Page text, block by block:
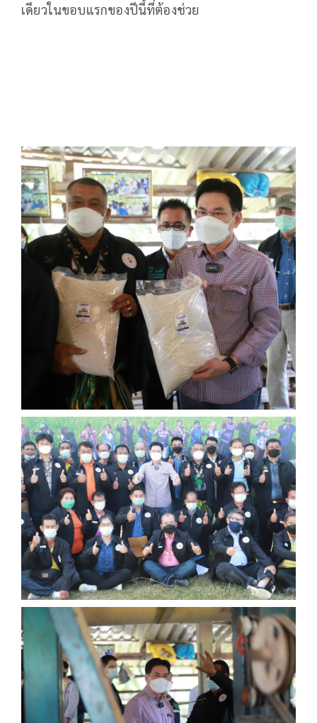
เดียวในขอบแรกของปีนี้ที่ต้องช่วย